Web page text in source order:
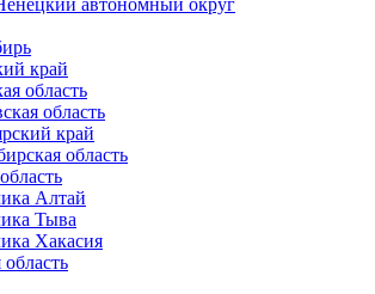
автономный округ
край
область
область
край
область
Алтай
Тыва
Хакасия